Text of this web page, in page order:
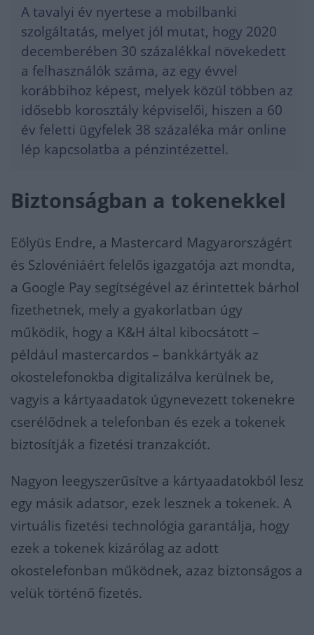
A tavalyi év nyertese a mobilbanki
szolgáltatás, melyet jól mutat, hogy 2020
decemberében 30 százalékkal növekedett
a felhasználók száma, az egy évvel
korábbihoz képest, melyek közül többen az
idősebb korosztály képviselői, hiszen a 60
év feletti ügyfelek 38 százaléka már online
lép kapcsolatba a pénzintézettel.
Biztonságban a tokenekkel
Eölyüs Endre, a Mastercard Magyarországért
és Szlovéniáért felelős igazgatója azt mondta,
a Google Pay segítségével az érintettek bárhol
fizethetnek, mely a gyakorlatban úgy
működik, hogy a K&H által kibocsátott –
például mastercardos – bankkártyák az
okostelefonokba digitalizálva kerülnek be,
vagyis a kártyaadatok úgynevezett tokenekre
cserélődnek a telefonban és ezek a tokenek
biztosítják a fizetési tranzakciót.
Nagyon leegyszerűsítve a kártyaadatokból lesz
egy másik adatsor, ezek lesznek a tokenek. A
virtuális fizetési technológia garantálja, hogy
ezek a tokenek kizárólag az adott
okostelefonban működnek, azaz biztonságos a
velük történő fizetés.